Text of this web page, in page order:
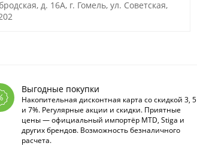
д. 16А, г. Гомель, ул. Советская,
Выгодные покупки
Накопительная дисконтная карта со скидкой 3, 5
и 7%. Регулярные акции и скидки. Приятные
цены — официальный импортёр MTD, Stiga и
других брендов. Возможность безналичного
расчета.